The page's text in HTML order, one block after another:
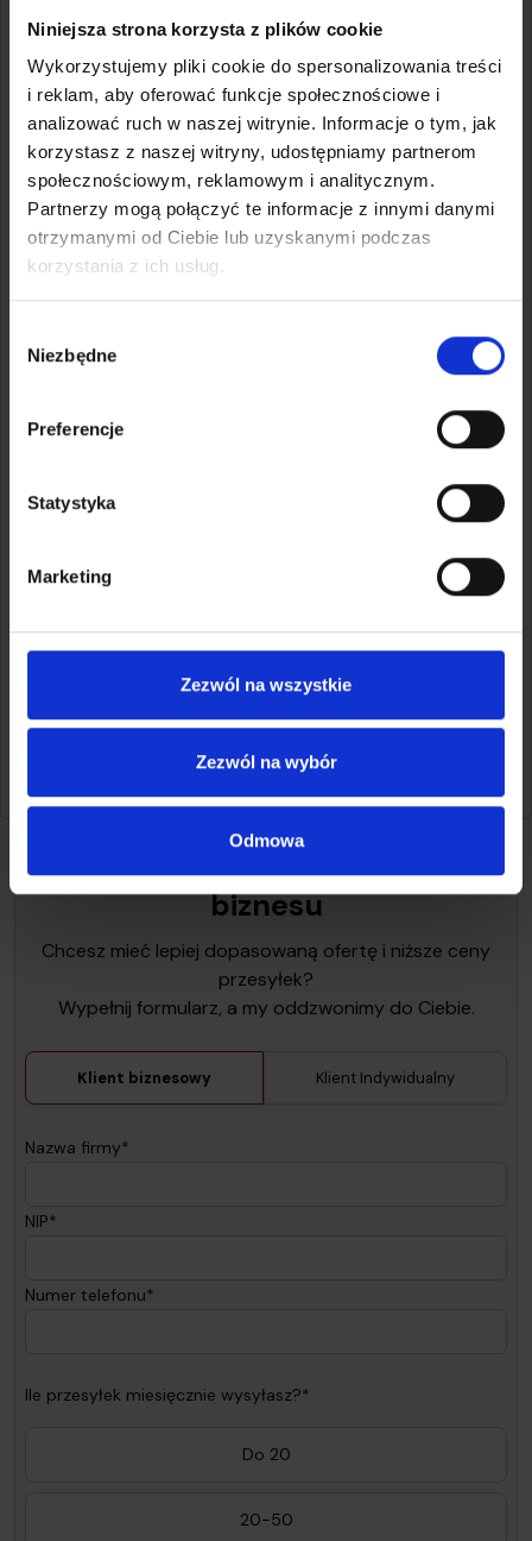
Niniejsza strona korzysta z plików cookie
Wykorzystujemy pliki cookie do spersonalizowania treści
i reklam, aby oferować funkcje społecznościowe i
analizować ruch w naszej witrynie. Informacje o tym, jak
korzystasz z naszej witryny, udostępniamy partnerom
społecznościowym, reklamowym i analitycznym.
Partnerzy mogą połączyć te informacje z innymi danymi
otrzymanymi od Ciebie lub uzyskanymi podczas
korzystania z ich usług.
zgody
Niezbędne
Preferencje
Statystyka
Marketing
Zezwól na wszystkie
Zezwól na wybór
Odmowa
psychotropowe i halucynogenne;
- Beczki, kanistry i zbiorniki, wiadra, butle gazowe,
pojemniki dppl (zbiorniki do transportu cieczy ADR);
- Gaśnice;
- Futra;
- Banderole;
- Kamizelki kuloodporne;
- Poduszki powietrzne;
- Przesyłki mogące zabrudzić lub uszkodzić inne
pozostałe przesyłki;
oraz inne towary zabronione przez prawo bądź inne
Porównaj ceny kilkunastu przewoźników i zamów kuriera
Załóż darmowe konto
Czy artykuł był pomocny?
Dopasuj ceny do swojego
biznesu
Chcesz mieć lepiej dopasowaną ofertę i niższe ceny
przesyłek?
Wypełnij formularz, a my oddzwonimy do Ciebie.
Klient biznesowy Klient Indywidualny
Nazwa firmy*
NIP*
Numer telefonu*
Ile przesyłek miesięcznie wysyłasz?*
Do 20
20-50